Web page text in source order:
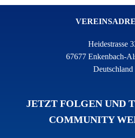
Heidestrasse
67677 Enkenbach-
Deutschland
JETZT FOLGEN UND
COMMUNITY